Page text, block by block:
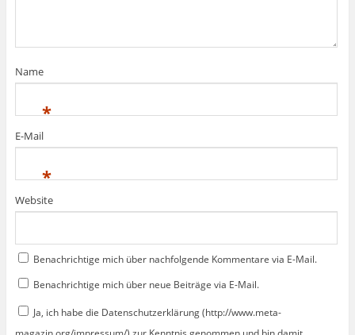
Name
*
E-Mail
*
Website
Benachrichtige mich über nachfolgende Kommentare via E-Mail.
Benachrichtige mich über neue Beiträge via E-Mail.
Ja, ich habe die Datenschutzerklärung (http://www.meta-